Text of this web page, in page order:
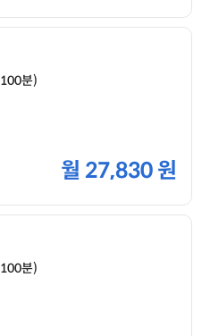
분)
월 27,830 원
분)